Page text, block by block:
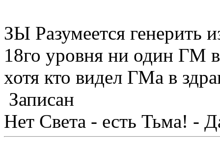
ЗЫ Разумеется генерить
18го уровня ни один ГМ
хотя кто видел ГМа в
Записан
Нет Света - есть Тьма! -